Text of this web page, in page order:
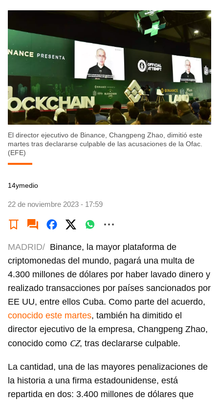
El director ejecutivo de Binance, Changpeng Zhao, dimitió este
martes tras declararse culpable de las acusaciones de la Ofac.
(EFE)
14ymedio
22 de noviembre 2023 - 17:59
MADRID/ Binance, la mayor plataforma de
criptomonedas del mundo, pagará una multa de
4.300 millones de dólares por haber lavado dinero y
realizado transacciones por países sancionados por
EE UU, entre ellos Cuba. Como parte del acuerdo,
conocido este martes, también ha dimitido el
director ejecutivo de la empresa, Changpeng Zhao,
conocido como CZ, tras declararse culpable.
La cantidad, una de las mayores penalizaciones de
la historia a una firma estadounidense, está
repartida en dos: 3.400 millones de dólares que